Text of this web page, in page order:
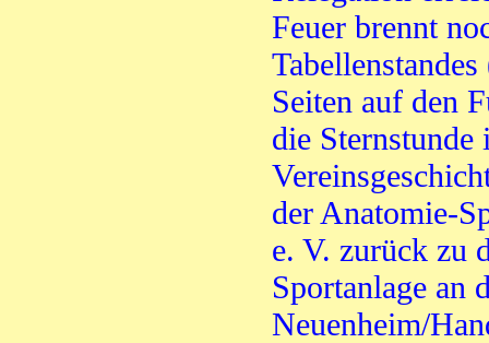
Feuer brennt
Seiten auf den
die
der Anatomie-
e. V. zurück zu
Sportanlage an
Neuenheim/